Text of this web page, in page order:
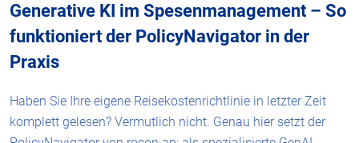
Generative KI im Spesenmanagement – So
funktioniert der PolicyNavigator in der
Praxis
Haben Sie Ihre eigene Reisekostenrichtlinie in letzter Zeit
komplett gelesen? Vermutlich nicht. Genau hier setzt der